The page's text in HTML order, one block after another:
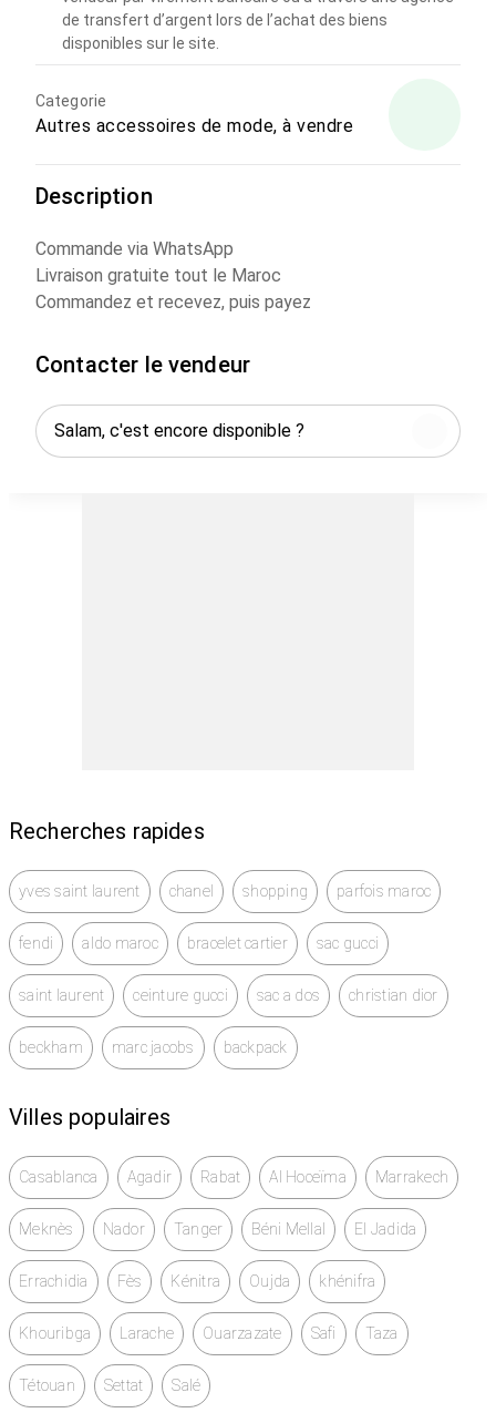
de transfert d’argent lors de l’achat des biens
disponibles sur le site.
Categorie
Autres accessoires de mode, à vendre
Description
Commande via WhatsApp
Livraison gratuite tout le Maroc
Commandez et recevez, puis payez
Contacter le vendeur
Recherches rapides
yves saint laurent chanel shopping parfois maroc
fendi aldo maroc bracelet cartier sac gucci
saint laurent ceinture gucci sac a dos christian dior
beckham marc jacobs backpack
Villes populaires
Casablanca Agadir Rabat Al Hoceïma Marrakech
Meknès Nador Tanger Béni Mellal El Jadida
Errachidia Fès Kénitra Oujda khénifra
Khouribga Larache Ouarzazate Safi Taza
Tétouan Settat Salé